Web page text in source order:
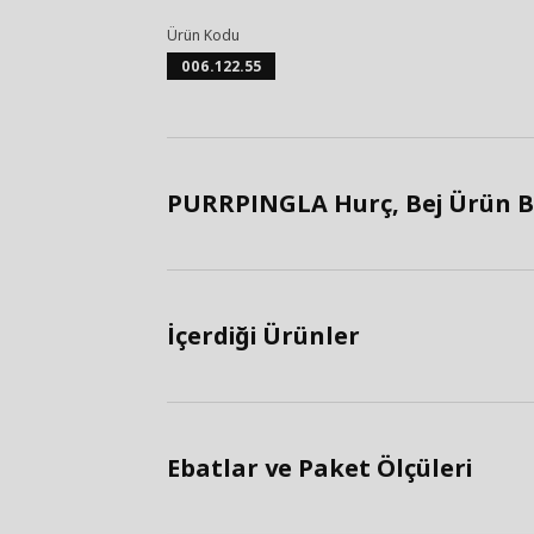
Ürün Kodu
006.122.55
PURRPINGLA Hurç, Bej Ürün
İçerdiği Ürünler
Ebatlar ve Paket Ölçüleri